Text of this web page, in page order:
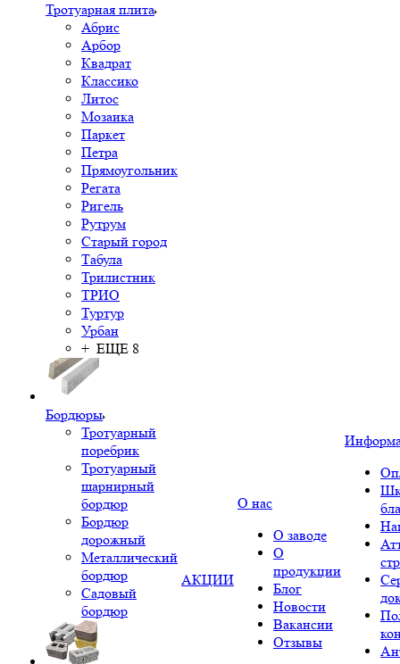
Тротуарная плита
Абрис
Арбор
Квадрат
Классико
Литос
Мозаика
Паркет
Петра
Прямоугольник
Регата
Ригель
Рутрум
Старый город
Табула
Трилистник
ТРИО
Туртур
Урбан
+ ЕЩЕ 8
Бордюры
Тротуарный
поребрик
Тротуарный
шарнирный
бордюр
Бордюр
дорожный
Металлический
бордюр
Садовый
бордюр
АКЦИИ
О нас
О заводе
О
продукции
Блог
Новости
Вакансии
Отзывы